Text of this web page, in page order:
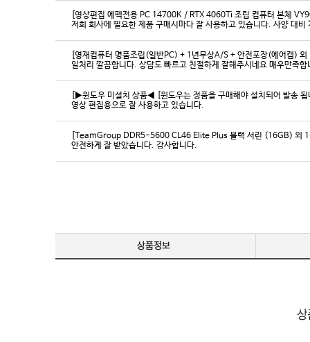
[영상편집 에펙전용 PC 14700K / RTX 4060Ti 조립 컴퓨터 본체
[영재컴퓨터 명품조립(일반PC) + 1년무상A/S + 안전포장(에어캡)
일처리 깔끔합니다. 상담도 빠르고 친절하게 잘해주시네요 매우만족
[▶윈도우 미설치 상품◀ [윈도우는 정품을 구매해야 설치되어 발송
영상 편집용으로 잘 사용하고 있습니다.
[TeamGroup DDR5-5600 CL46 Elite Plus 블랙 서린 (16GB) 외
안전하게 잘 받았습니다. 감사합니다.